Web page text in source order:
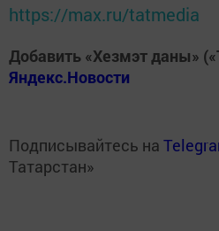
https://max.ru/tatmedia
Добавить «Хезмэт даны»
Яндекс.Новости
Подписывайтесь на
Татарстан»